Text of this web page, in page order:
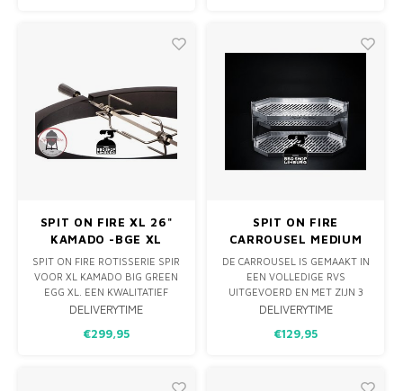
BIG GREEN EGG MET BEHULP
SPIT ON FIRE XL 26"
KAMADO -BGE XL
SPIT ON FIRE ROTISSERIE SPIR
VOOR XL KAMADO BIG GREEN
EGG XL. EEN KWALITATIEF
HOOGWAARDIG DRAAISPIT
VAN RVS & POEDERCOAT RVS.
DELIVERYTIME
€299,95
SPIT ON FIRE
CARROUSEL MEDIUM
DE CARROUSEL IS GEMAAKT IN
EEN VOLLEDIGE RVS
UITGEVOERD EN MET ZIJN 3
MANDEN EEN ECHTE
SPARERIBS OF GEROOKTE
BEWEGING DIE DE MANDEN
DELIVERYTIME
€129,95